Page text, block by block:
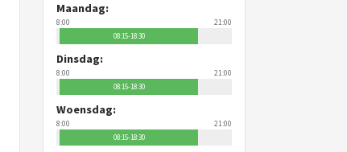
Maandag:
8:00 21:00
08:15-18:30
Dinsdag:
8:00 21:00
08:15-18:30
Woensdag:
8:00 21:00
08:15-18:30